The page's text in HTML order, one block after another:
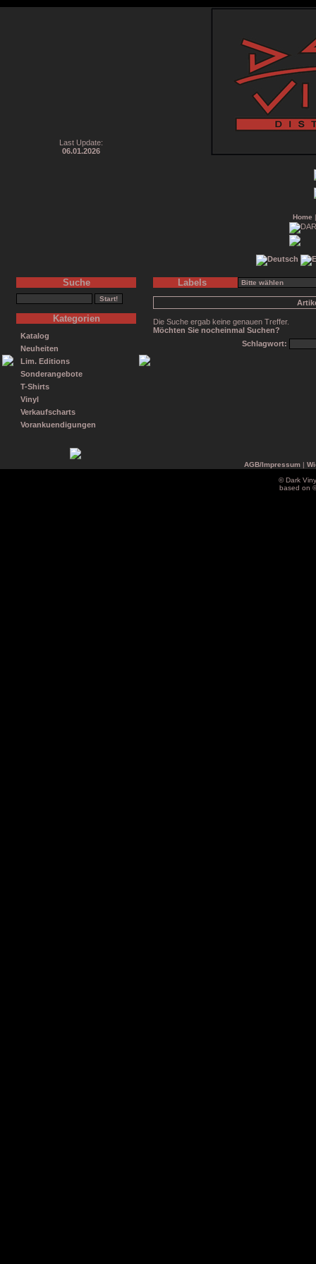
Last Update:
06.01.2026
Home
Suche
Kategorien
Katalog
Neuheiten
Lim. Editions
Sonderangebote
T-Shirts
Vinyl
Verkaufscharts
Vorankuendigungen
Labels
Die Suche ergab keine genauen Treffer.
Möchten Sie nocheinmal Suchen?
Schlagwort:
AGB/Impressum|
© Dark
based on